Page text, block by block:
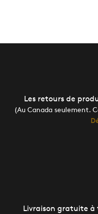
Les retours de
(Au Canada seulement.
Livraison gratuite à